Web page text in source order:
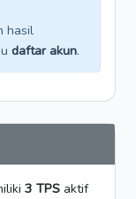
hasil
daftar akun.
3 TPS aktif